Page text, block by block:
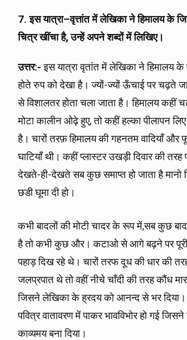
7. इस यात्रा–वृत्तांत में लेखिका ने हिमालय के
चित्र खींचा है, उन्हें अपने शब्दों में लिखिए।
उत्तर:-इस यात्रा वृतांत में लेखिका ने हिमालय के
होते रुप को देखा है। ज्यों-ज्यों ऊँचाई पर चढ़ते
से विशालतर होता चला जाता है। हिमालय कहीं
मोटा कालीन ओढ़े हुए, तो कहीं हल्का पीलापन लिए
है। चारों तरफ़ हिमालय की गहनतम वादियाँ और
घाटियाँ थी। कहीं प्लास्टर उखड़ी दिवार की
देखते-ही-देखते सब कुछ समाप्त हो जाता है मानो
छडी घूमा दी हो।
कभी बादलों की मोटी चादर के रूप में,सब कुछ
है तो कभी कुछ और। कटाओ से आगे बढ़ने पर
पहाड़ दिख रहे थे। चारों तरफ दूध की धार की
जलप्रपात थे तो वहीं नीचे चाँदी की तरह कौंध
जिसने लेखिका के ह्रदय को आनन्द से भर
पवित्र वातावरण में पाकर भावविभोर हो गई
काव्यमय बना दिया।